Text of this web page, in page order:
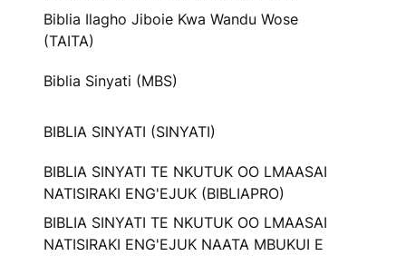
Biblia Ilagho Jiboie Kwa Wandu Wose
(TAITA)
Biblia Sinyati (MBS)
BIBLIA SINYATI (SINYATI)
BIBLIA SINYATI TE NKUTUK OO LMAASAI
NATISIRAKI ENG'EJUK (BIBLIAPRO)
BIBLIA SINYATI TE NKUTUK OO LMAASAI
NATISIRAKI ENG'EJUK NAATA MBUKUI E